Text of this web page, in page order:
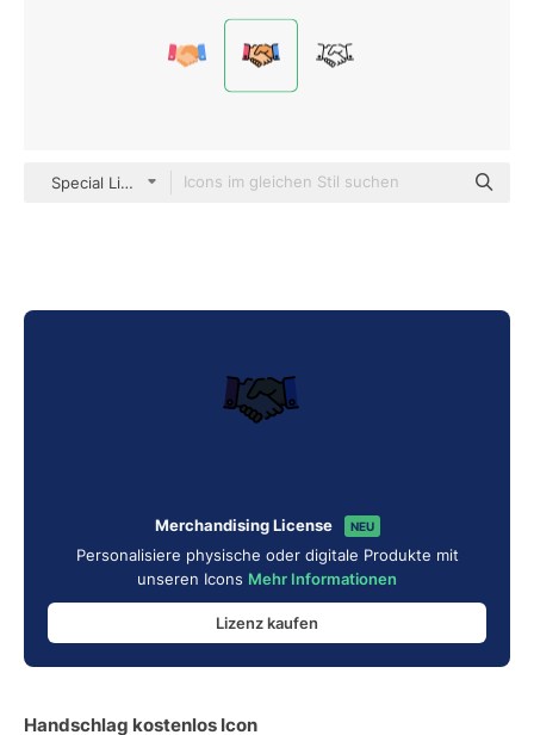
Special Lineal color
Merchandising License NEU
Personalisiere physische oder digitale Produkte mit
unseren Icons Mehr Informationen
Lizenz kaufen
Handschlag kostenlos Icon